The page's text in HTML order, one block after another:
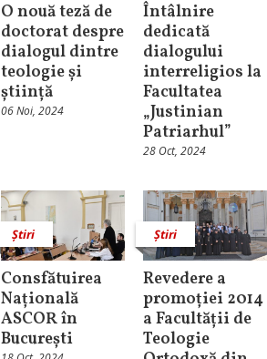
O nouă teză de
doctorat despre
dialogul dintre
teologie și
știință
06 Noi, 2024
Întâlnire
dedicată
dialogului
interreligios la
Facultatea
„Justinian
Patriarhul”
28 Oct, 2024
Știri
Consfătuirea
Națională
ASCOR în
București
Știri
Revedere a
promoției 2014
a Facultății de
Teologie